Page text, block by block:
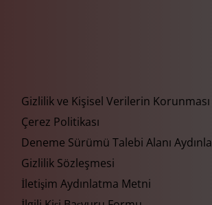
Gizlilik ve Kişisel Verilerin
Çerez Politikası
Deneme Sürümü Talebi Alanı
Gizlilik Sözleşmesi
İletişim Aydınlatma Metni